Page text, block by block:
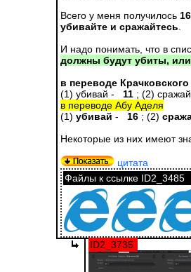
Всего у меня получилось
убивайте и сражайтесь.
И надо понимать, что в
должны будут убиты,
в переводе Крачковского
(1) убивай - 11 ; (2)
в переводе Абу Аделя
(1) убивай - 16 ; (2)
Некоторые из них имеют
цитата
Файлы к ссылке ID2_3485
ID2_3735